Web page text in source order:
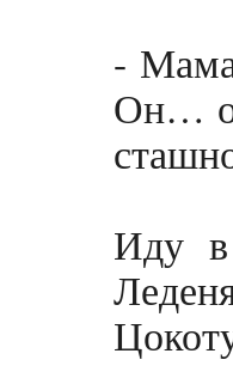
-
Он…
Иду в